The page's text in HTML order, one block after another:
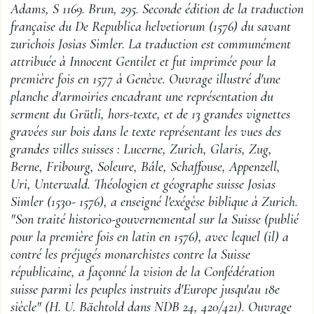
Adams, S 1169. Brun, 295. Seconde édition de la traduction
française du De Republica helvetiorum (1576) du savant
zurichois Josias Simler. La traduction est communément
attribuée à Innocent Gentilet et fut imprimée pour la
première fois en 1577 à Genève. Ouvrage illustré d'une
planche d'armoiries encadrant une représentation du
serment du Grütli, hors-texte, et de 13 grandes vignettes
gravées sur bois dans le texte représentant les vues des
grandes villes suisses : Lucerne, Zurich, Glaris, Zug,
Berne, Fribourg, Soleure, Bâle, Schaffouse, Appenzell,
Uri, Unterwald. Théologien et géographe suisse Josias
Simler (1530- 1576), a enseigné l'exégèse biblique à Zurich.
"Son traité historico-gouvernemental sur la Suisse (publié
pour la première fois en latin en 1576), avec lequel (il) a
contré les préjugés monarchistes contre la Suisse
républicaine, a façonné la vision de la Confédération
suisse parmi les peuples instruits d'Europe jusqu'au 18e
siècle" (H. U. Bächtold dans NDB 24, 420/421). Ouvrage